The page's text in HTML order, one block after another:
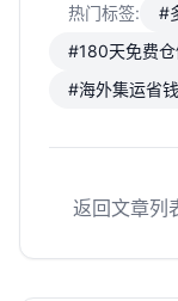
热门标签:
#
#180天免费
#海外集运省
返回文章列